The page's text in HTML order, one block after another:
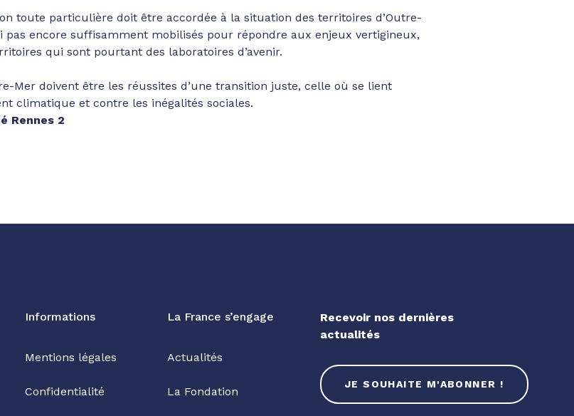
toute particulière doit être accordée à la situation des territoires d’Outre-
pas encore suffisamment mobilisés pour répondre aux enjeux vertigineux,
qui sont pourtant des laboratoires d’avenir.
Mer doivent être les réussites d’une transition juste, celle où se lient
climatique et contre les inégalités sociales.
Rennes 2
Informations
Mentions légales
Confidentialité
La France s’engage
Actualités
La Fondation
Recevoir nos dernières
actualités
JE SOUHAITE M'ABONNER !